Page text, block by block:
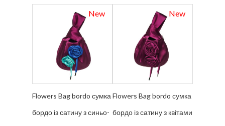
Flowers Bag bordo сумка
бордо із сатину з синьо-
New
Flowers Bag bordo сумка
бордо із сатину з квітами
New